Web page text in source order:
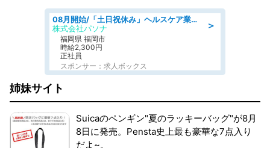
＞
08月開始/「土日祝休み」ヘルスケア業界の産業保健師/高時給/未経験OK/要資格:保健師、正看護師
株式会社パソナ
福岡県 福岡市
時給2,300円
正社員
スポンサー：求人ボックス
姉妹サイト
Suicaのペンギン"夏のラッキーバッグ"が8月
8日に発売。Pensta史上最も豪華な7点入り
だよ~。